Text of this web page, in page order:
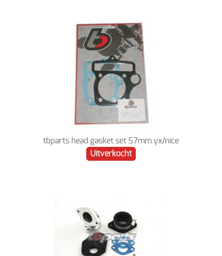
tbparts head gasket set 57mm yx/nice
Uitverkocht